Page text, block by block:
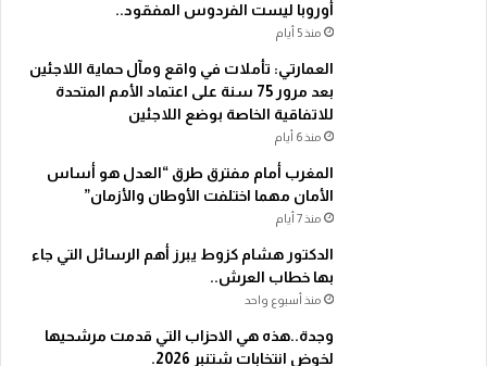
أوروبا ليست الفردوس المفقود..
منذ 5 أيام
العمارتي: تأملات في واقع ومآل حماية اللاجئين
بعد مرور 75 سنة على اعتماد الأمم المتحدة
للاتفاقية الخاصة بوضع اللاجئين
منذ 6 أيام
المغرب أمام مفترق طرق “العدل هو أساس
الأمان مهما اختلفت الأوطان والأزمان”
منذ 7 أيام
الدكتور هشام كزوط يبرز أهم الرسائل التي جاء
بها خطاب العرش..
منذ أسبوع واحد
وجدة..هذه هي الاحزاب التي قدمت مرشحيها
لخوض انتخابات شتنبر 2026.